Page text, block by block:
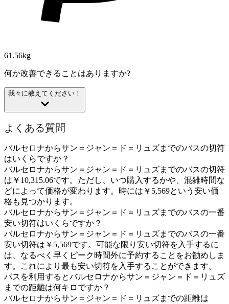
61.56kg
何か改善できることはありますか?
我々に教えてください！
よくある質問
バルセロナからサン＝ジャン＝ド＝リュズまでのバスの切符
はいくらですか？
バルセロナからサン＝ジャン＝ド＝リュズまでのバスの切符
は￥10,315.06です。ただし、いつ購入するかや、混雑時間な
どによって価格が変わります。時には￥5,569という安い価
格も見つかります。
バルセロナからサン＝ジャン＝ド＝リュズまでのバスの一番
安い切符はいくらですか？
バルセロナからサン＝ジャン＝ド＝リュズまでのバスの一番
安い切符は￥5,569です。可能な限り安い切符を入手するに
は、なるべく早くピーク時間外に予約することをお勧めしま
す。これにより最も安い切符を入手することができます。
バスを利用するとバルセロナからサン＝ジャン＝ド＝リュズ
までの距離は何キロですか？
バルセロナからサン＝ジャン＝ド＝リュズまでの距離は